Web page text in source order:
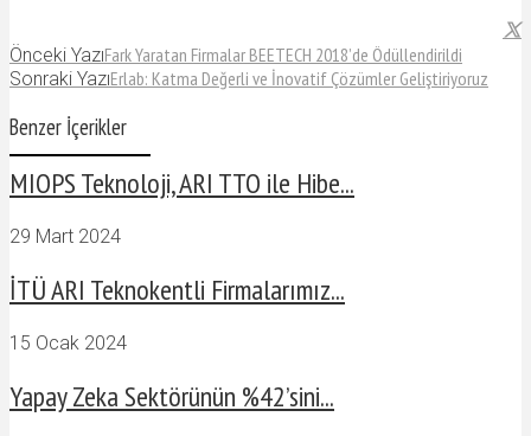
Önceki YazıFark Yaratan Firmalar BEETECH 2018’de Ödüllendirildi
Sonraki YazıErlab: Katma Değerli ve İnovatif Çözümler Geliştiriyoruz
Benzer İçerikler
MIOPS Teknoloji, ARI TTO ile Hibe...
29 Mart 2024
İTÜ ARI Teknokentli Firmalarımız...
15 Ocak 2024
Yapay Zeka Sektörünün %42’sini...